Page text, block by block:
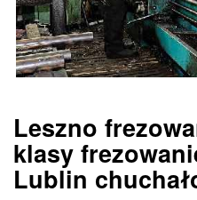
Leszno
klasy
Lublin